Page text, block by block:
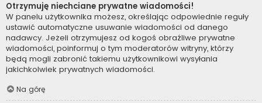
Otrzymuję niechciane prywatne wiadomości!
W panelu użytkownika możesz, określając odpowiednie reguły
ustawić automatyczne usuwanie wiadomości od danego
nadawcy. Jeżeli otrzymujesz od kogoś obraźliwe prywatne
wiadomości, poinformuj o tym moderatorów witryny, którzy
będą mogli zabronić takiemu użytkownikowi wysyłania
jakichkolwiek prywatnych wiadomości.
Na górę